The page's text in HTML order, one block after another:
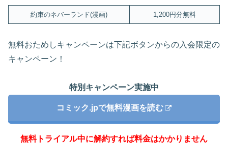
約束のネバーランド(漫画) 1,200円分無料
無料おためしキャンペーンは下記ボタンからの入会限定の
キャンペーン！
特別キャンペーン実施中
コミック.jpで無料漫画を読む
無料トライアル中に解約すれば料金はかかりません